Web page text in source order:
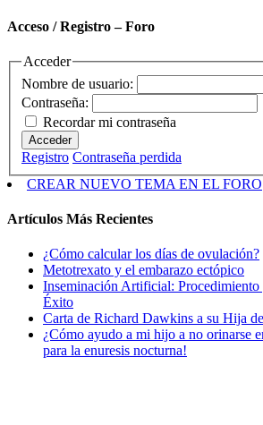
Acceso / Registro – Foro
Acceder
Nombre de usuario:
Contraseña:
Recordar mi contraseña
Acceder
Registro Contraseña perdida
CREAR NUEVO TEMA EN EL FORO
Artículos Más Recientes
¿Cómo calcular los días de ovulación?
Metotrexato y el embarazo ectópico
Inseminación Artificial: Procedimiento
Éxito
Carta de Richard Dawkins a su Hija
¿Cómo ayudo a mi hijo a no orinarse
para la enuresis nocturna!